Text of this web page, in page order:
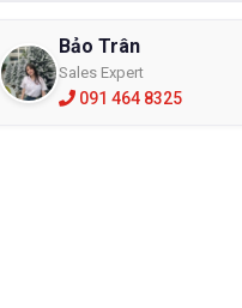
Bảo Trân
Sales Expert
091 464 8325